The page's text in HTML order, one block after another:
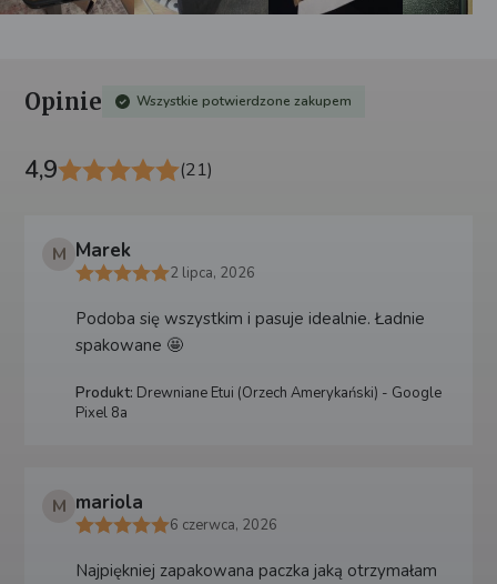
Opinie Wszystkie potwierdzone zakupem
4,9 (21)
M Marek
2 lipca, 2026
Podoba się wszystkim i pasuje idealnie. Ładnie
spakowane 🤩
Produkt: Drewniane Etui (Orzech Amerykański) - Google
Pixel 8a
M mariola
6 czerwca, 2026
Najpiękniej zapakowana paczka jaką otrzymałam